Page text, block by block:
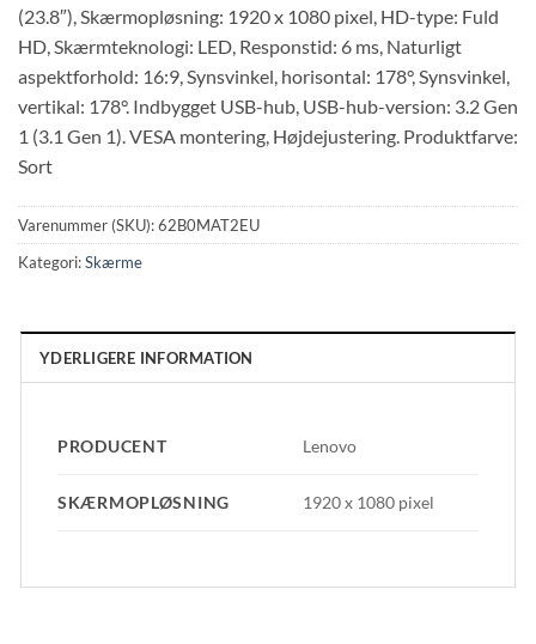
(23.8″), Skærmopløsning: 1920 x 1080 pixel, HD-type: Fuld
HD, Skærmteknologi: LED, Responstid: 6 ms, Naturligt
aspektforhold: 16:9, Synsvinkel, horisontal: 178°, Synsvinkel,
vertikal: 178°. Indbygget USB-hub, USB-hub-version: 3.2 Gen
1 (3.1 Gen 1). VESA montering, Højdejustering. Produktfarve:
Sort
Varenummer (SKU):62B0MAT2EU
Kategori:Skærme
YDERLIGERE INFORMATION
PRODUCENT Lenovo
SKÆRMOPLØSNING 1920 x 1080 pixel